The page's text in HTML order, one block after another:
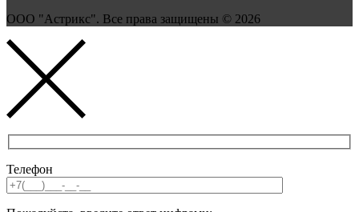
ООО "Астрикс". Все права защищены © 2026
Телефон